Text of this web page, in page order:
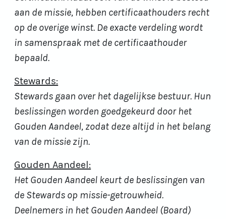
aan de missie, hebben certificaathouders recht
op de overige winst. De exacte verdeling wordt
in samenspraak met de certificaathouder
bepaald.
Stewards:
Stewards gaan over het dagelijkse bestuur. Hun
beslissingen worden goedgekeurd door het
Gouden Aandeel, zodat deze altijd in het belang
van de missie zijn.
Gouden Aandeel:
Het Gouden Aandeel keurt de beslissingen van
de Stewards op missie-getrouwheid.
Deelnemers in het Gouden Aandeel (Board)